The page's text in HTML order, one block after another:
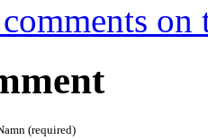
on
(required)